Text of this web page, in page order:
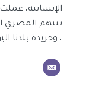
الإنسانية،
بينهم المصري
، وجريدة بلدنا